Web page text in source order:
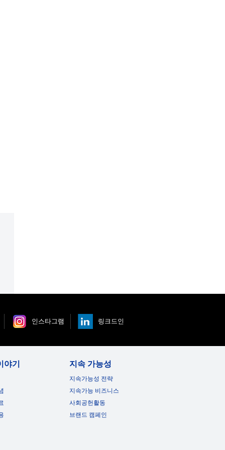
인스타그램 링크드인
야기 지속 가능성
지속가능성 전략
지속가능 비즈니스
사회공헌활동
브랜드 캠페인